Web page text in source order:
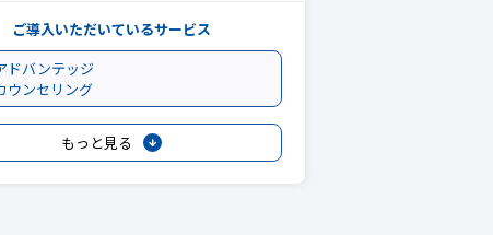
ご導入いただいているサービス
ドバンテッジ
ウンセリング
もっと見る